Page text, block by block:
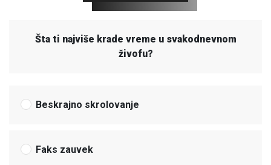
Šta ti najviše krade vreme u svakodnevnom
živofu?
Beskrajno skrolovanje
Faks zauvek